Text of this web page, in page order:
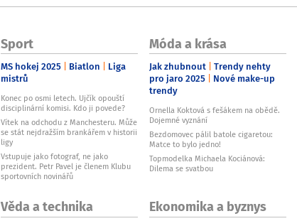
Sport
MS hokej 2025 Biatlon
Liga
mistrů
Konec po osmi letech. Ujčík opouští
disciplinární komisi. Kdo ji povede?
Vítek na odchodu z Manchesteru. Může
se stát nejdražším brankářem v historii
ligy
Vstupuje jako fotograf, ne jako
prezident. Petr Pavel je členem Klubu
sportovních novinářů
Móda a krása
Jak zhubnout Trendy nehty
pro jaro 2025 Nové make-up
trendy
Ornella Koktová s fešákem na obědě.
Dojemné vyznání
Bezdomovec pálil batole cigaretou:
Matce to bylo jedno!
Topmodelka Michaela Kociánová:
Dilema se svatbou
Věda a technika Ekonomika a byznys